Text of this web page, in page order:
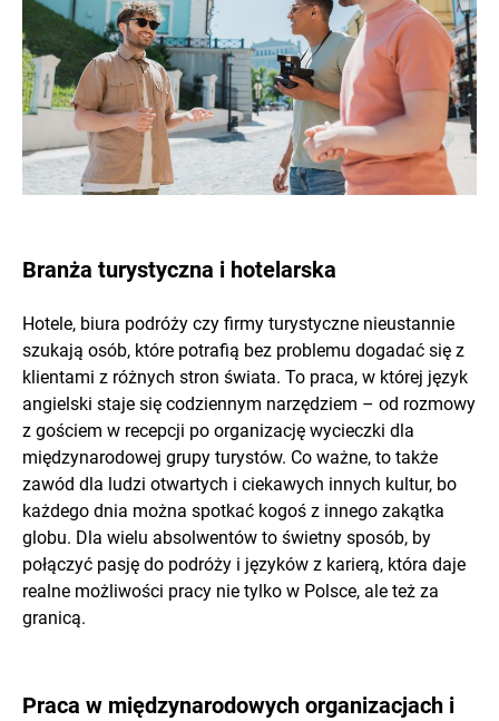
Branża turystyczna i hotelarska
Hotele, biura podróży czy firmy turystyczne nieustannie
szukają osób, które potrafią bez problemu dogadać się z
klientami z różnych stron świata. To praca, w której język
angielski staje się codziennym narzędziem – od rozmowy
z gościem w recepcji po organizację wycieczki dla
międzynarodowej grupy turystów. Co ważne, to także
zawód dla ludzi otwartych i ciekawych innych kultur, bo
każdego dnia można spotkać kogoś z innego zakątka
globu. Dla wielu absolwentów to świetny sposób, by
połączyć pasję do podróży i języków z karierą, która daje
realne możliwości pracy nie tylko w Polsce, ale też za
granicą.
Praca w międzynarodowych organizacjach i